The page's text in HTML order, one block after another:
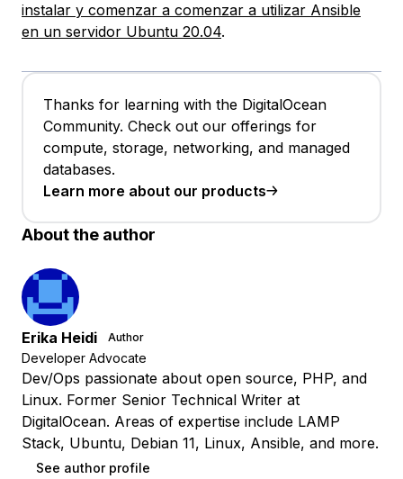
instalar y comenzar a comenzar a utilizar Ansible
en un servidor Ubuntu 20.04.
Thanks for learning with the DigitalOcean
Community. Check out our offerings for
compute, storage, networking, and managed
databases.
Learn more about our products
About the author
Erika Heidi Author
Developer Advocate
Dev/Ops passionate about open source, PHP, and
Linux. Former Senior Technical Writer at
DigitalOcean. Areas of expertise include LAMP
Stack, Ubuntu, Debian 11, Linux, Ansible, and more.
See author profile